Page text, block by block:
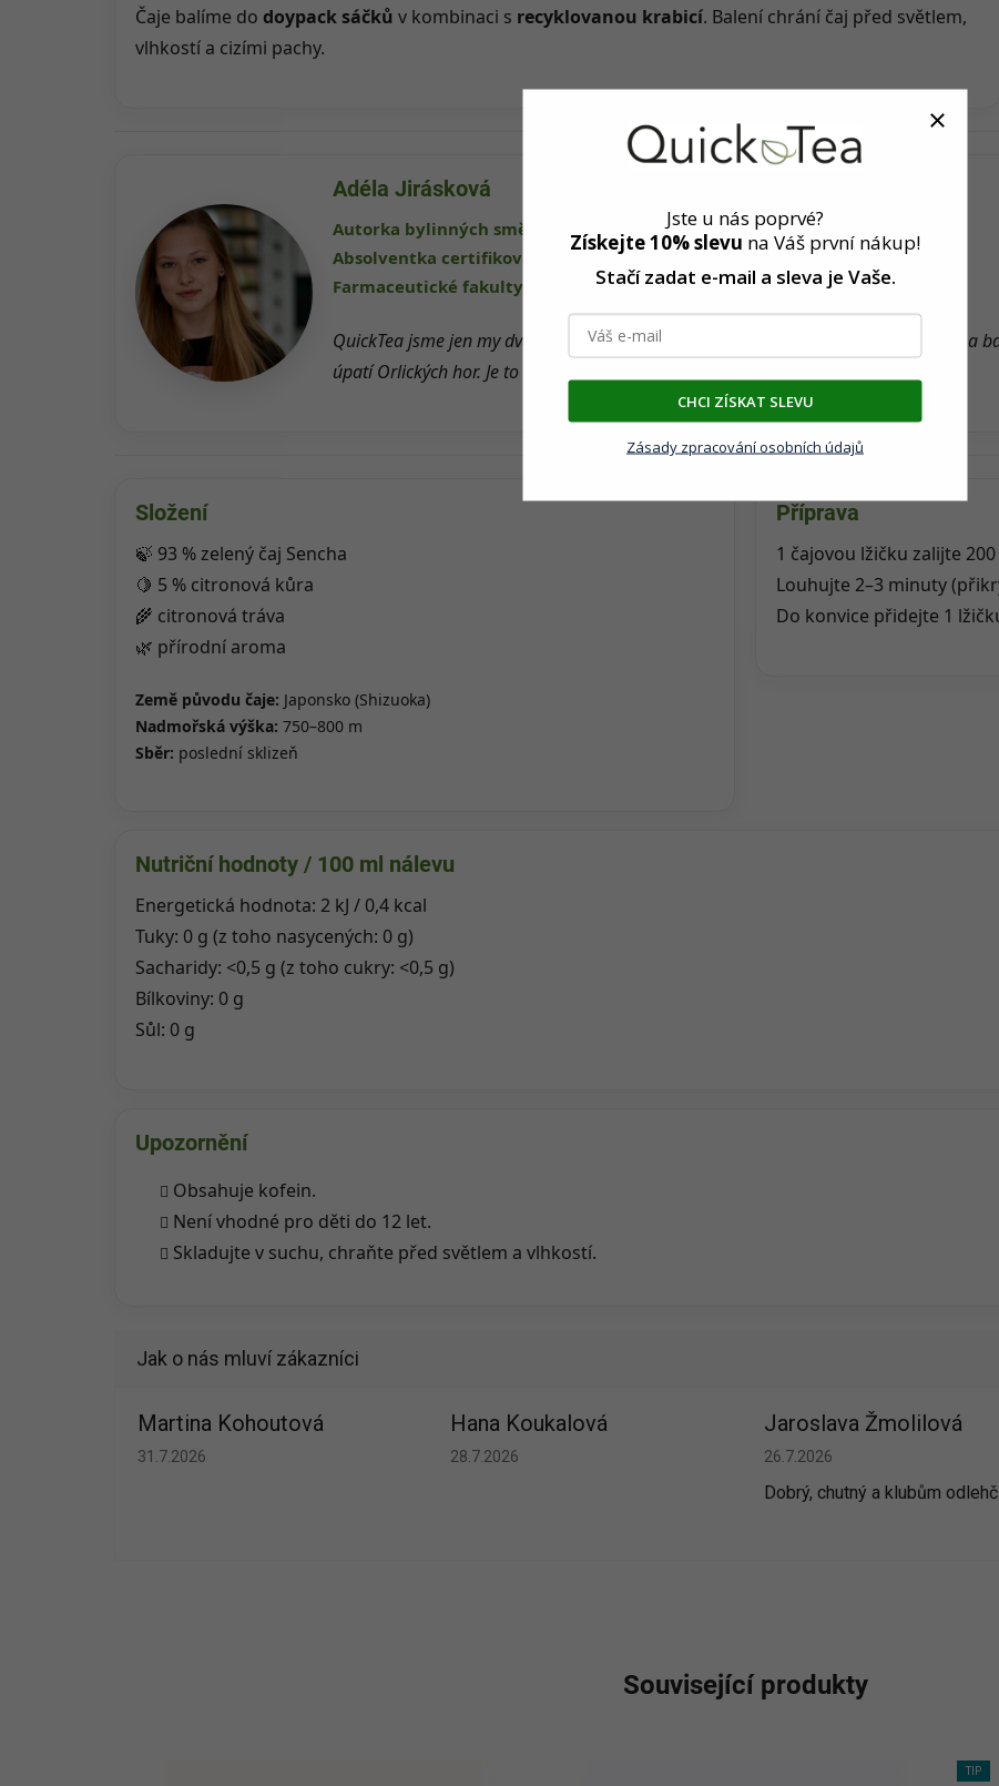
Čaje balíme do doypack sáčků v kombinaci s recyklovanou krabicí. Balení chrání čaj před světlem,
vlhkostí a cizími pachy.
Adéla Jirásková
Autorka bylinných směsí QuickTea
Absolventka certifikovaného kurzu fytoterapie
Farmaceutické fakulty Univerzity Karlovy
QuickTea jsme jen my dva – Adéla a Štěpán. Všechny bylinné směsi sami mícháme a
úpatí Orlických hor. Je to naše radost a srdcová záležitost.
Složení
🍃 93 % zelený čaj Sencha
🍋 5 % citronová kůra
🌾 citronová tráva
🌿 přírodní aroma
Země původu čaje: Japonsko (Shizuoka)
Nadmořská výška: 750–800 m
Sběr: poslední sklizeň
Příprava
1 čajovou lžičku zalijte
Louhujte 2–3 minuty
Do konvice přidejte 1
Nutriční hodnoty / 100 ml nálevu
Energetická hodnota: 2 kJ / 0,4 kcal
Tuky: 0 g (z toho nasycených: 0 g)
Sacharidy: <0,5 g (z toho cukry: <0,5 g)
Bílkoviny: 0 g
Sůl: 0 g
Upozornění
Obsahuje kofein.
Není vhodné pro děti do 12 let.
Skladujte v suchu, chraňte před světlem a vlhkostí.
Martina Kohoutová
Hodnocení obchodu je 5 z 5 hvězdiček.
31.7.2026
Hana Koukalová
Hodnocení obchodu je 5 z 5 hvězdiček.
28.7.2026
Jaroslava Žmolilová
Hodnocení obchodu je 5 z 5
26.7.2026
Dobrý, chutný a klubům
Související produkty
TIP
Jste u nás poprvé?
Získejte 10% slevu na Váš první nákup!
Stačí zadat e-mail a sleva je Vaše.
CHCI ZÍSKAT SLEVU
Zásady zpracování osobních údajů